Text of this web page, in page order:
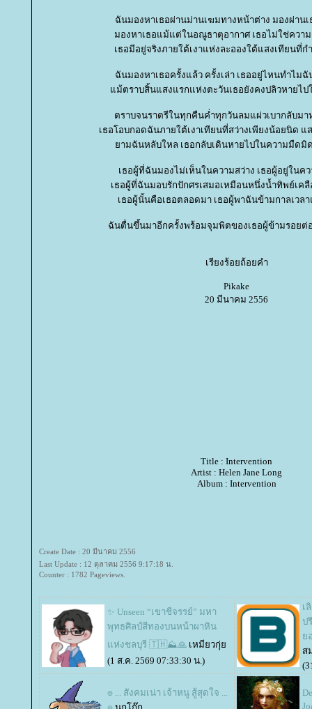
ฉันมองหาเธอผ่านม่านเฆมทางหน้าต่าง มองผ่านเ
มองหาเธอแม้แต่ในอณูธาตุอากาศ เธอไม่ใช่ควา
เธอมีอยู่จริงภายใต้เงาแห่งละอองใต้แสงเทียนที่ก
ฉันมองหาเธอครั้งแล้ว ครั้งเล่า เธออยู่ไหนทำไม
ม้ตราบสิ้นแสงแรกแห่งตะวันเธอยังคงปลิวหายไป
ตราบจนราตรีในทุกคืนค่ำทุกวันลมแผ่วเบากลับมา
เธอโอบกอดฉันภายใต้เงาเทียนที่สว่างเพียงน้อยนิด
ามฉันหลับใหล เธอกลับเดินหายไปในความมืดมิ
เธอผู้ที่ฉันมองไม่เห็นในความสว่าง เธอผู้อยู่ในค
เธอผู้ที่ฉันมอบรักปักศรเสมอเหมือนหนึ่งน้ำทิพย์เคลื
เธอผู้นั้นคือเธอตลอดมา เธอผู้พาฉันข้ามกาลเวล
ฉันตื่นขึ้นมาอีกครั้งพร้อมจุมพิตของเธอผู้ข้ามรอยต่
เรียงร้อยถ้อยคำ
Pikake
20 มีนาคม 2556
Title : Intervention
Artist : Helen Jane Long
Album : Intervention
Create Date : 20 มีนาคม 2556
Last Update : 12 ตุลาคม 2556 9:17:18 น.
Counter : 1782 Pageviews.
✨️ Unseen “เขาชีจรรย์” มหา
พุทธศิลป์สีทองบนหน้าผาหิน
ห่งชลบุรี 🇹🇭⛰️🙏 เหมียวกุ่
(1 ส.ค. 2569 07:33:30 น.)
เ
ป
อ
ส
๏ ... สังคมเน่า เจ้าหนู สู้สุดใจ ...